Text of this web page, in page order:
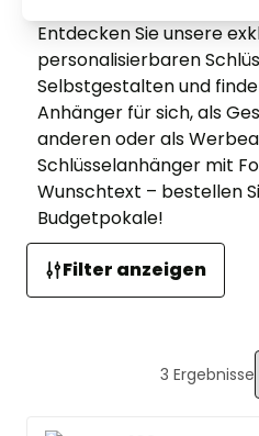
Entdecken Sie unsere
personalisierbaren
Selbstgestalten und
Anhänger für sich, als
anderen oder als
Schlüsselanhänger mit
Wunschtext – bestellen
Budgetpokale!
Filter anzeigen
3 Ergebnisse